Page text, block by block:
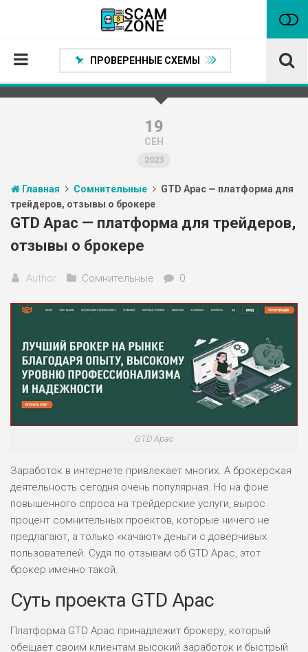
Проверенные способы заработка
Статьи
Партнеры
ПРОВЕРЕННЫЕ СХЕМЫ
19
СЕН
2023
Главная Сомнительные
GTD Apac — платформа для
трейдеров, отзывы о брокере
GTD Apac — платформа для трейдеров,
отзывы о брокере
Author Сомнительные 0
GTD Apac
Заработок в интернете привлекает многих. А брокерская
деятельность сегодня очень популярная. Но на фоне
повышенного спроса на трейдерские услуги, вырос
процент сомнительных проектов, которые ничего не
предлагают, а только «качают» деньги с доверчивых
пользователей. Судя по отзывам об GTD Apac, этот
брокер именно такой.
Суть проекта GTD Apac
Платформа GTD Apac принадлежит брокеру, который
обещает своим клиентам высокий заработок и быстрый